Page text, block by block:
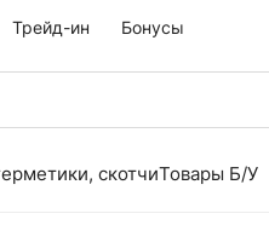
Трейд-ин Бонусы
скотчиТовары Б/У